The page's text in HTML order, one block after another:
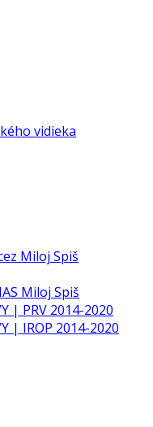
vidieka
Miloj Spiš
Miloj Spiš
| PRV 2014-2020
| IROP 2014-2020